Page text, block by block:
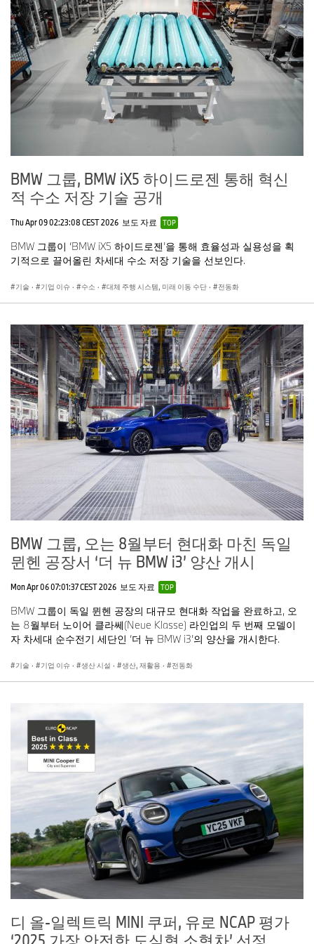
BMW 그룹, BMW iX5 하이드로젠 통해 혁신
적 수소 저장 기술 공개
Thu Apr 09 02:23:08 CEST 2026 보도 자료 TOP
BMW 그룹이 ‘BMW iX5 하이드로젠’을 통해 효율성과 실용성을 획
기적으로 끌어올린 차세대 수소 저장 기술을 선보인다.
기술 · 기업 이슈 · 수소 · 대체 주행 시스템, 미래 이동 수단 · 전동화
BMW 그룹, 오는 8월부터 현대화 마친 독일
뮌헨 공장서 ‘더 뉴 BMW i3’ 양산 개시
Mon Apr 06 07:01:37 CEST 2026 보도 자료 TOP
BMW 그룹이 독일 뮌헨 공장의 대규모 현대화 작업을 완료하고, 오
는 8월부터 노이어 클라쎄(Neue Klasse) 라인업의 두 번째 모델이
자 차세대 순수전기 세단인 ‘더 뉴 BMW i3’의 양산을 개시한다.
기술 · 기업 이슈 · 생산 시설 · 생산, 재활용 · 전동화
디 올-일렉트릭 MINI 쿠퍼, 유로 NCAP 평가
‘2025 가장 안전한 도심형 소형차’ 선정